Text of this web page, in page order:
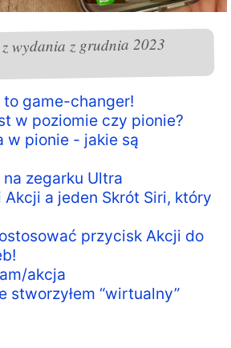
wydania z grudnia 2023
game-changer!
w poziomie czy pionie?
w pionie - jakie są
zegarku Ultra
a jeden Skrót Siri, który
przycisk Akcji do
akcja
stworzyłem “wirtualny”